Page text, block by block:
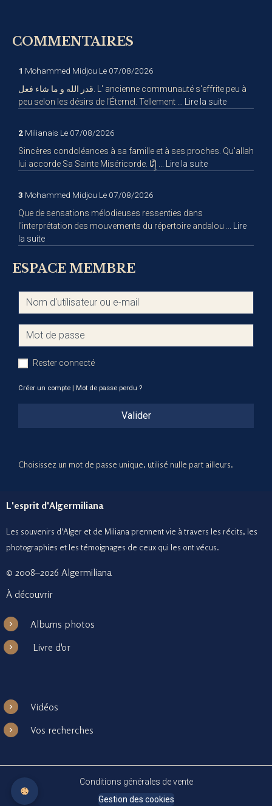
COMMENTAIRES
1 Mohammed Midjou Le 07/08/2026
قدر الله و ما شاء فعل. L' ancienne communauté s'effrite peu à
peu selon les désirs de l'Éternel. Tellement ... Lire la suite
2 Milianais Le 07/08/2026
Sincères condoléances à sa famille et à ses proches. Qu'allah
lui accorde Sa Sainte Miséricorde. إِنَّا ... Lire la suite
3 Mohammed Midjou Le 07/08/2026
Que de sensations mélodieuses ressenties dans
l'interprétation des mouvements du répertoire andalou ... Lire
la suite
ESPACE MEMBRE
Rester connecté
Créer un compte Mot de passe perdu ?
Valider
Choisissez un mot de passe unique, utilisé nulle part ailleurs.
L'esprit d'Algermiliana
Les souvenirs d'Alger et de Miliana prennent vie à travers les récits, les
photographies et les témoignages de ceux qui les ont vécus.
© 2008–2026 Algermiliana
À découvrir
Albums photos
Livre d'or
Vidéos
Vos recherches
Conditions générales de vente
Gestion des cookies